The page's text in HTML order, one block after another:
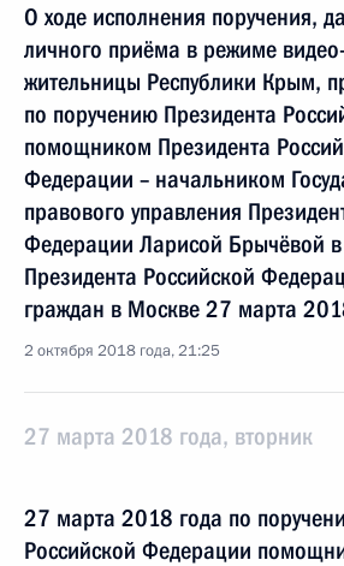
О ходе исполнения поручения,
личного приёма в режиме
жительницы Республики Крым,
по поручению Президента
помощником Президента
Федерации – начальником
правового управления
Федерации Ларисой Брычёвой
Президента Российской
граждан в Москве 27 марта
2 октября 2018 года, 21:25
27 марта 2018 года, вторник
27 марта 2018 года по
Российской Федерации